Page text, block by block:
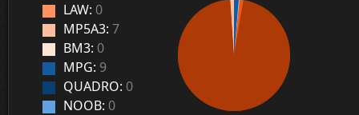
LAW: 0
MP5A3: 7
BM3: 0
MPG: 9
QUADRO: 0
NOOB: 0